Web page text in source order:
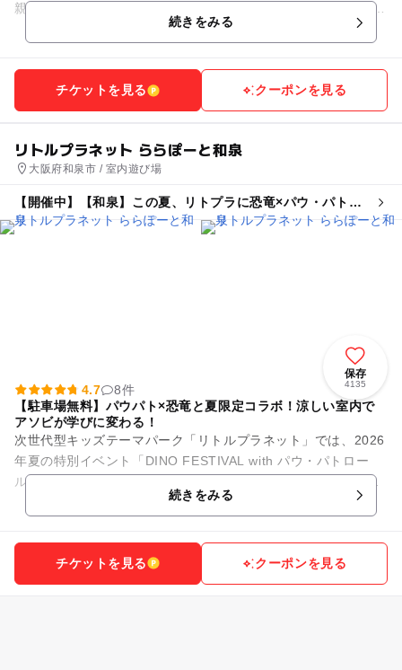
親子でふれあい“あそび回っちゃおう！” ＜コーナー紹介＞ ・
続きをみる
チケットを見る クーポンを見る
リトルプラネット ららぽーと和泉
大阪府和泉市 / 室内遊び場
【開催中】【和泉】この夏、リトプラに恐竜×パウ・パトロ
ールがやってくる!
保存
4135
4.7
8件
【駐車場無料】パウパト×恐竜と夏限定コラボ！涼しい室内で
アソビが学びに変わる！
次世代型キッズテーマパーク「リトルプラネット」では、2026
年夏の特別イベント「DINO FESTIVAL with パウ・パトロー
ル」を開催中！映画公開を記念した、今しか楽しめない大迫力
続きをみる
チケットを見る クーポンを見る